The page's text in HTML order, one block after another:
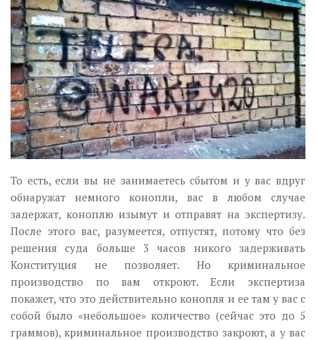
То есть, если вы не занимаетесь сбытом и у вас вдруг
обнаружат немного конопли, вас в любом случае
задержат, коноплю изымут и отправят на экспертизу.
После этого вас, разумеется, отпустят, потому что без
решения суда больше 3 часов никого задерживать
Конституция не позволяет. Но криминальное
производство по вам откроют. Если экспертиза
покажет, что это действительно конопля и ее там у вас с
собой было «небольшое» количество (сейчас это до 5
граммов), криминальное производство закроют, а у вас